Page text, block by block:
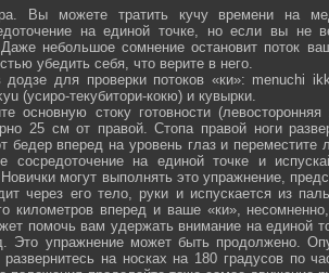
Вы можете тратить кучу времени на
на единой точке, но если вы не
небольшое сомнение остановит поток
убедить себя, что верите в него.
для проверки потоков «ки»: menuchi
(усиро-текубитори-кокю) и кувырки.
основную стоку готовности
25 см от правой. Стопа правой ноги
бедер вперед на уровень глаз и переместите
на единой точке и
могут выполнять это упражнение,
через его тело, руки и испускается из
километров вперед и ваше «ки»,
помочь вам удержать внимание на единой
Это упражнение может быть продолжено.
на носках на 180 градусов по